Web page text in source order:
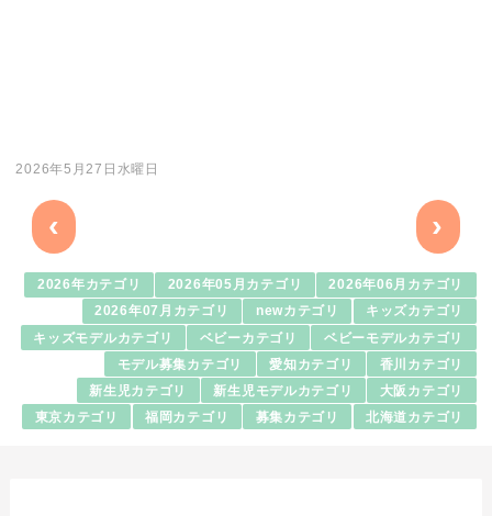
2026年5月27日水曜日
‹ ›
2026年カテゴリ 2026年05月カテゴリ 2026年06月カテゴリ
2026年07月カテゴリ newカテゴリ キッズカテゴリ
キッズモデルカテゴリ ベビーカテゴリ ベビーモデルカテゴリ
モデル募集カテゴリ 愛知カテゴリ 香川カテゴリ
新生児カテゴリ 新生児モデルカテゴリ 大阪カテゴリ
東京カテゴリ 福岡カテゴリ 募集カテゴリ 北海道カテゴリ